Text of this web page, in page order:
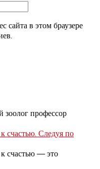
сайта в этом браузере
профессор
счастью. Следуя по
счастью — это